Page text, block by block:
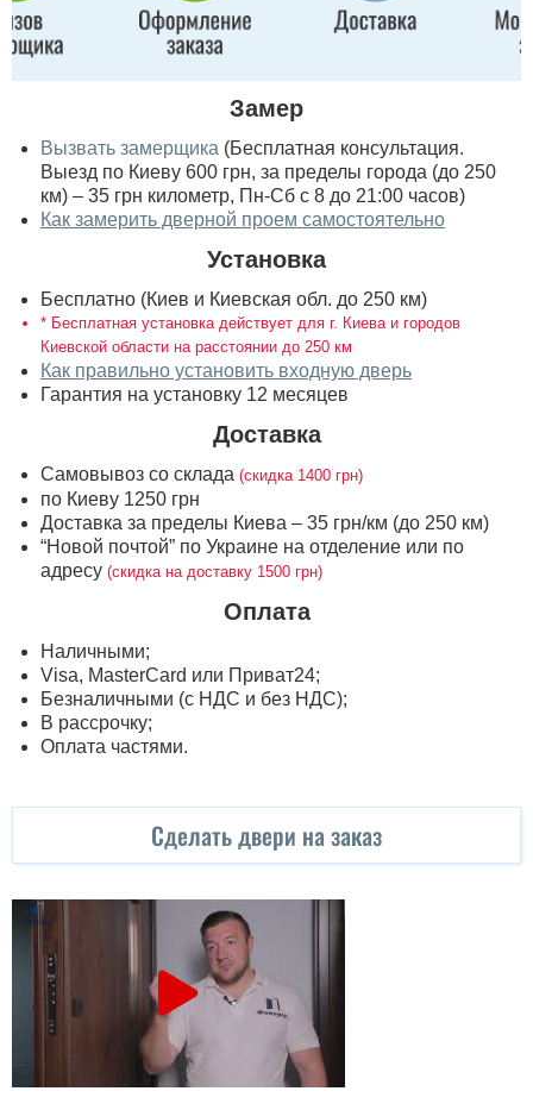
Замер
Вызвать замерщика (Бесплатная консультация.
Выезд по Киеву 600 грн, за пределы города (до 250
км) – 35 грн километр, Пн-Сб с 8 до 21:00 часов)
Как замерить дверной проем самостоятельно
Установка
Бесплатно (Киев и Киевская обл. до 250 км)
* Бесплатная установка действует для г. Киева и городов
Киевской области на расстоянии до 250 км
Как правильно установить входную дверь
Гарантия на установку 12 месяцев
Доставка
Самовывоз со склада (скидка 1400 грн)
по Киеву 1250 грн
Доставка за пределы Киева – 35 грн/км (до 250 км)
“Новой почтой” по Украине на отделение или по
адресу (скидка на доставку 1500 грн)
Оплата
Наличными;
Visa, MasterСard или Приват24;
Безналичными (с НДС и без НДС);
В рассрочку;
Оплата частями.
Сделать двери на заказ